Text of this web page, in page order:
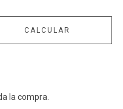
CALCULAR
la compra.